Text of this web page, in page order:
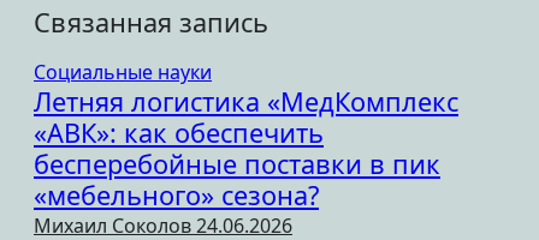
Связанная запись
Социальные науки
Летняя логистика «МедКомплекс
«АВК»: как обеспечить
бесперебойные поставки в пик
«мебельного» сезона?
Михаил Соколов24.06.2026